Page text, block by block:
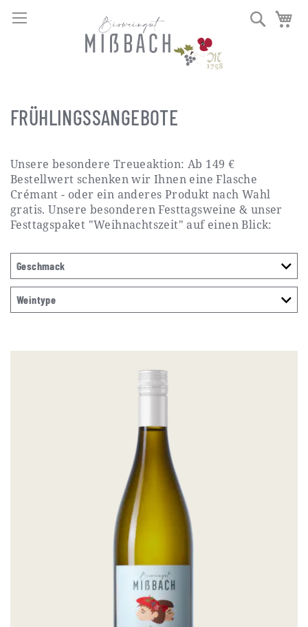
ZUM
Suche
FRÜHLINGSSANGEBOTE
Unsere besondere Treueaktion: Ab 149 €
Bestellwert schenken wir Ihnen eine Flasche
Crémant - oder ein anderes Produkt nach Wahl
gratis. Unsere besonderen Festtagsweine & unser
Festtagspaket "Weihnachtszeit" auf einen Blick:
Geschmack
Weintype